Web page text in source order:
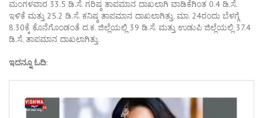
ಮಂಗಳವಾರ 33.5 ಡಿ.ಸೆ. ಗರಿಷ್ಠ ತಾಪಮಾನ ದಾಖಲಾಗಿ ವಾಡಿಕೆಗಿಂತ 0.4 ಡಿ.ಸೆ.
ಇಳಿಕೆ ಮತ್ತು 25.2 ಡಿ.ಸೆ. ಕನಿಷ್ಠ ತಾಪಮಾನ ದಾಖಲಾಗಿತ್ತು. ಮಾ. 24ರಂದು ಬೆಳಗ್ಗೆ
8.30ಕ್ಕೆ ಕೊನೆಗೊಂಡಂತೆ ದ.ಕ. ಜಿಲ್ಲೆಯಲ್ಲಿ 39 ಡಿ.ಸೆ. ಮತ್ತು ಉಡುಪಿ ಜಿಲ್ಲೆಯಲ್ಲಿ 37.4
ಡಿ.ಸೆ. ತಾಪಮಾನ ದಾಖಲಾಗಿತ್ತು.
ಇದನ್ನೂ ಓದಿ: